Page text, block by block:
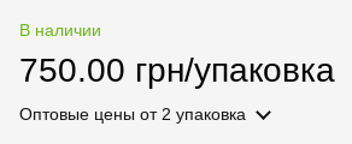
В наличии
750.00 грн/упаковка
Оптовые цены от 2 упаковка